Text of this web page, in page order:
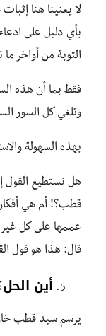
لا يعنينا هنا
بأي دليل على
التوبة من أواخر
فقط بما أن هذه
وتلغي كل السور
بهذه السهولة
هل نستطيع القول
قطب؟! أم هي
عممها على كل غير
قال: هذا هو قول
أين
يرسم سيد قطب